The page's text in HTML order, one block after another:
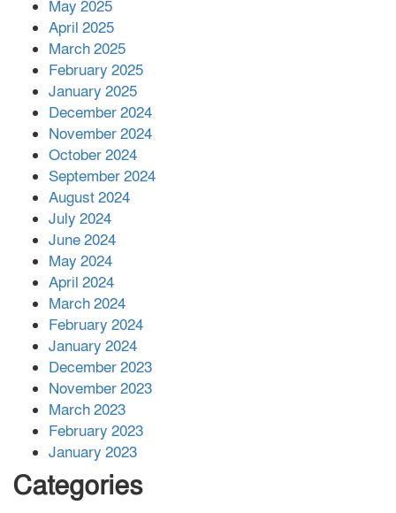
সহায়তা দিলেন সাচিং প্রু জেরী
May 2025
April 2025
March 2025
February 2025
January 2025
December 2024
November 2024
October 2024
September 2024
August 2024
July 2024
June 2024
May 2024
April 2024
March 2024
February 2024
January 2024
December 2023
November 2023
March 2023
February 2023
January 2023
Categories